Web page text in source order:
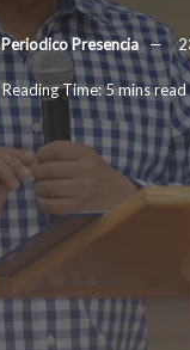
Periodico Presencia
Reading Time: 5 mins read